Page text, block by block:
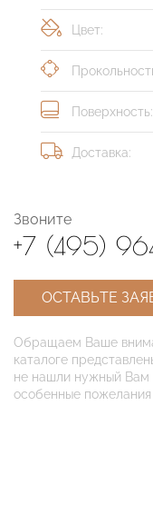
Цвет:
Поверхность:
Доставка:
Звоните
+7 (495)
ОСТАВЬТЕ
Обращаем Ваше
каталоге
не нашли нужный Вам
особенные